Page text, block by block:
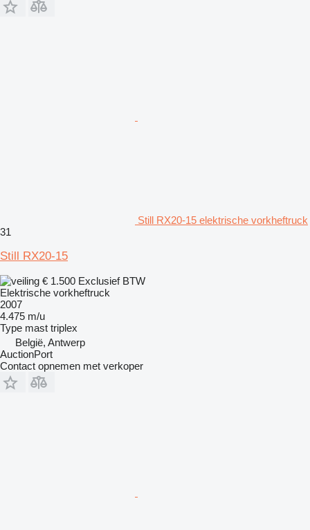
Still RX20-15 elektrische vorkheftruck
31
Still RX20-15
€ 1.500 Exclusief BTW
Elektrische vorkheftruck
2007
4.475 m/u
Type mast triplex
België, Antwerp
AuctionPort
Contact opnemen met verkoper